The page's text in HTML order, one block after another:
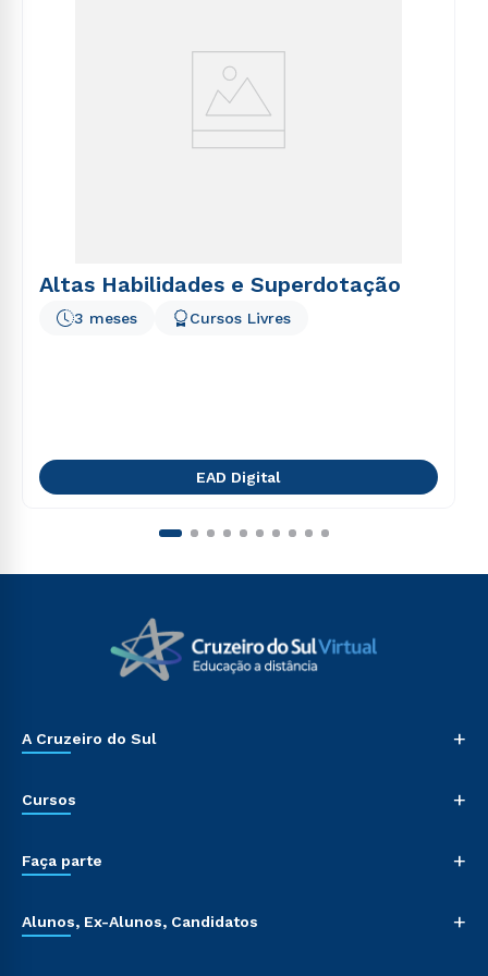
Altas Habilidades e Superdotação
3 meses Cursos Livres
EAD Digital
A Cruzeiro do Sul +
Cursos +
Faça parte +
Alunos, Ex-Alunos, Candidatos +